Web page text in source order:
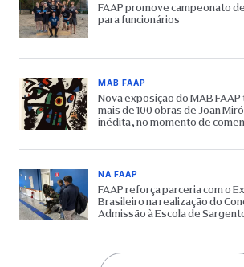
FAAP promove campeonato
para funcionários
MAB FAAP
Nova exposição do MAB
mais de 100 obras de Joan
inédita, no momento de
NA FAAP
FAAP reforça parceria com o
Brasileiro na realização do
Admissão à Escola de